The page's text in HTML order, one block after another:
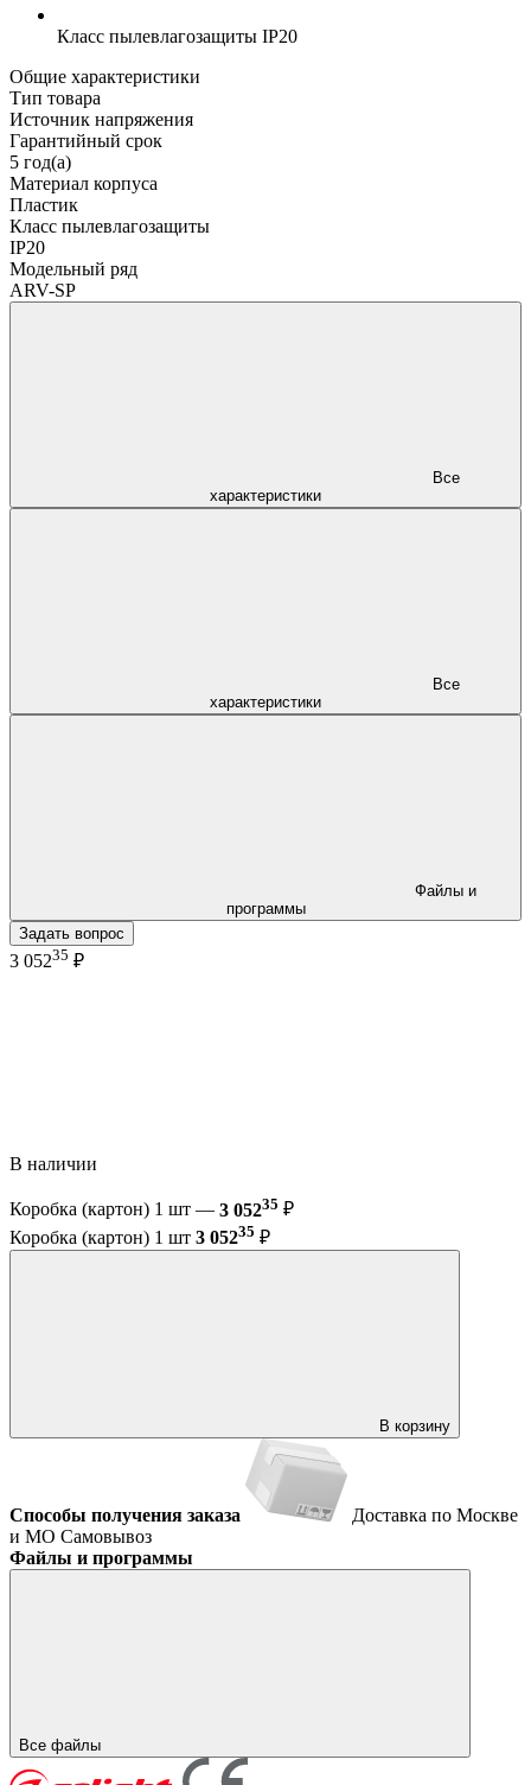
Класс пылевлагозащиты IP20
Общие характеристики
Тип товара
Источник напряжения
Гарантийный срок
5 год(а)
Материал корпуса
Пластик
Класс пылевлагозащиты
IP20
Модельный ряд
ARV-SP
характеристики
характеристики
программы
Задать вопрос
3 05235 ₽
В наличии
Коробка (картон) 1 шт — 3 05235 ₽
Коробка (картон) 1 шт 3 05235 ₽
В корзину
Способы получения заказа
Доставка по Москве
и МО Самовывоз
Файлы и программы
Все файлы